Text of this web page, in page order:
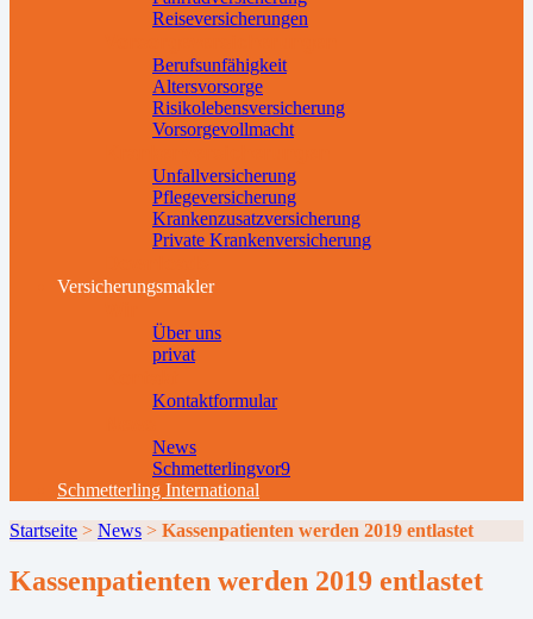
Reiseversicherungen
Berufsunfähigkeit
Altersvorsorge
Risikolebensversicherung
Vorsorgevollmacht
Unfallversicherung
Pflegeversicherung
Krankenzusatzversicherung
Private Krankenversicherung
Versicherungsmakler
Über uns
privat
Kontaktformular
News
Schmetterlingvor9
Schmetterling International
Startseite > News > Kassenpatienten werden 2019 entlastet
Kassenpatienten werden 2019 entlastet